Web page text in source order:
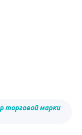
торговой марки